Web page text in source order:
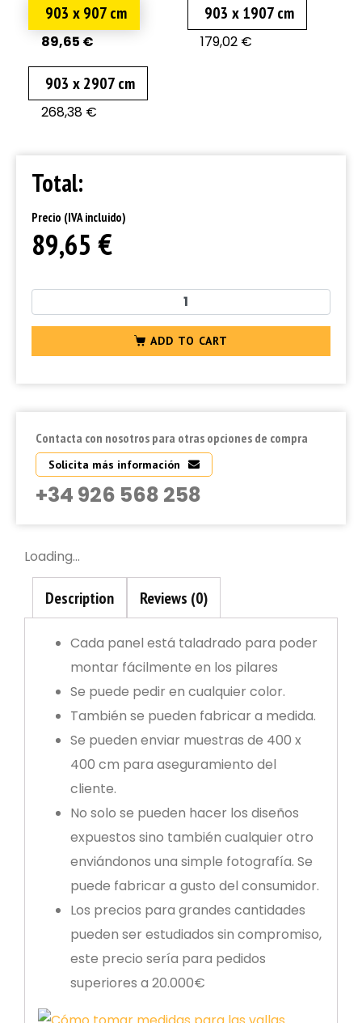
903 x 907 cm
89,65 €
903 x 1907 cm
179,02 €
903 x 2907 cm
268,38 €
Total:
Precio (IVA incluido)
89,65 €
ADD TO CART
Contacta con nosotros para otras opciones de compra
Solicita más información
+34 926 568 258
Loading...
Description Reviews (0)
Cada panel está taladrado para poder
montar fácilmente en los pilares
Se puede pedir en cualquier color.
También se pueden fabricar a medida.
Se pueden enviar muestras de 400 x
400 cm para aseguramiento del
cliente.
No solo se pueden hacer los diseños
expuestos sino también cualquier otro
enviándonos una simple fotografía. Se
puede fabricar a gusto del consumidor.
Los precios para grandes cantidades
pueden ser estudiados sin compromiso,
este precio sería para pedidos
superiores a 20.000€